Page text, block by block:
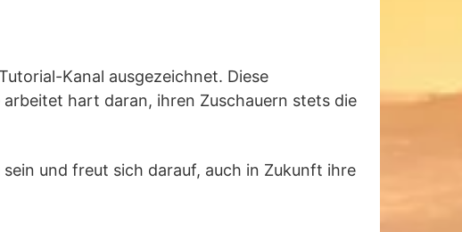
Kanal ausgezeichnet. Diese
hart daran, ihren Zuschauern stets die
und freut sich darauf, auch in Zukunft ihre